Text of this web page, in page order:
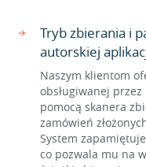
Tryb zbierania i
autorskiej
Naszym klientom
obsługiwanej
pomocą skanera
zamówień
System
co pozwala mu na